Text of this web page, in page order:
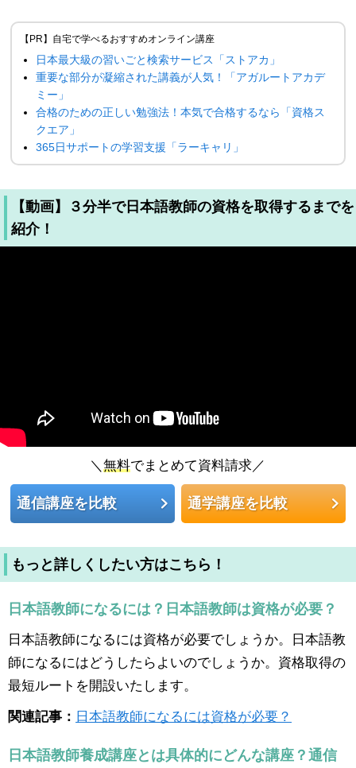
【PR】自宅で学べるおすすめオンライン講座
日本最大級の習いごと検索サービス「ストアカ」
重要な部分が凝縮された講義が人気！「アガルートアカデ
ミー」
合格のための正しい勉強法！本気で合格するなら「資格ス
クエア」
365日サポートの学習支援「ラーキャリ」
【動画】３分半で日本語教師の資格を取得するまでを
紹介！
＼無料でまとめて資料請求／
通信講座を比較 通学講座を比較
もっと詳しくしたい方はこちら！
日本語教師になるには？日本語教師は資格が必要？
日本語教師になるには資格が必要でしょうか。日本語教
師になるにはどうしたらよいのでしょうか。資格取得の
最短ルートを開設いたします。
関連記事： 日本語教師になるには資格が必要？
日本語教師養成講座とは具体的にどんな講座？通信